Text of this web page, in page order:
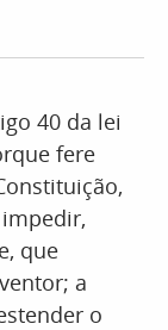
40 da lei
fere
que
a
o